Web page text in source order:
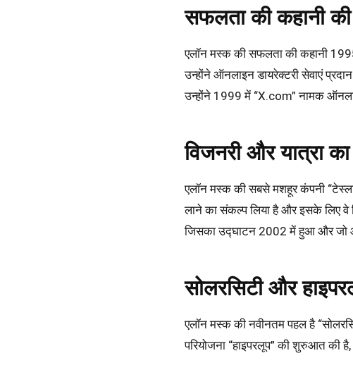
सफलता की कहानी
एलॉन मस्क की सफलता की कहानी
उन्होंने ऑनलाइन डायरेक्टरी सेवाएं
उन्होंने 1999 में “X.com” नामक
विजनरी और यात्रा
एलॉन मस्क की सबसे मशहूर कंपनी “टेस्ला”
लाने का संकल्प लिया है और इसके लिए वे
जिसका उद्घाटन 2002 में हुआ और जो
सोलरसिटी और
एलॉन मस्क की नवीनतम पहल है
परियोजना “हाइपरलूप” की शुरुआत की